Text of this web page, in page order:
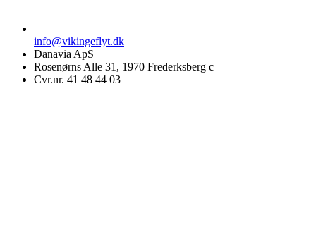
info@vikingeflyt.dk
Danavia ApS
Rosenørns Alle 31, 1970 Frederksberg c
Cvr.nr. 41 48 44 03